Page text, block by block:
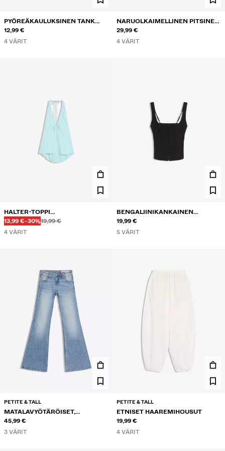
PYÖREÄKAULUKSINEN TANK
BODY
12,99 €
4 VÄRIT
NARUOLKAIMELLINEN PITSINEN
MIDIMEKKO
29,99 €
4 VÄRIT
HALTER-TOPPI
PELLAVASEKOITETTA
ALENNETTU HINTA
13,99 €ALENNUS
-30%Ennen
19,99 €
Ennen
4 VÄRIT
BENGALIINIKANKAINEN
KORSETTITOPPI
19,99 €
5 VÄRIT
PETITE & TALL
MATALAVYÖTÄRÖISET,
KIRJAILLUT KELLOHELMALLISET
FARKUT
45,99 €
3 VÄRIT
PETITE & TALL
ETNISET HAAREMIHOUSUT
19,99 €
4 VÄRIT